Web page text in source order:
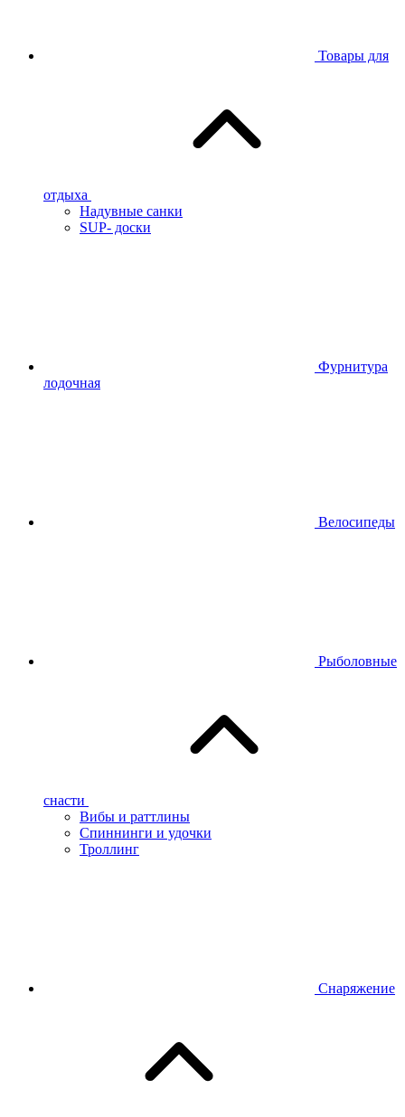
Товары для
отдыха
Надувные санки
SUP- доски
Фурнитура
лодочная
Велосипеды
Рыболовные
снасти
Вибы и раттлины
Спиннинги и удочки
Троллинг
Снаряжение